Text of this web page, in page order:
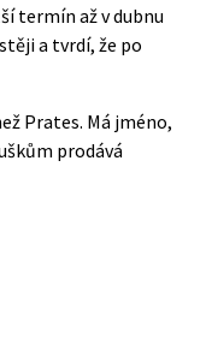
termín až v dubnu
a tvrdí, že po
Prates. Má jméno,
prodává